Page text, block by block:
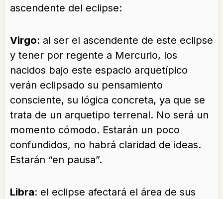
ascendente del eclipse:
Virgo: al ser el ascendente de este eclipse
y tener por regente a Mercurio, los
nacidos bajo este espacio arquetípico
verán eclipsado su pensamiento
consciente, su lógica concreta, ya que se
trata de un arquetipo terrenal. No será un
momento cómodo. Estarán un poco
confundidos, no habrá claridad de ideas.
Estarán “en pausa”.
Libra: el eclipse afectará el área de sus